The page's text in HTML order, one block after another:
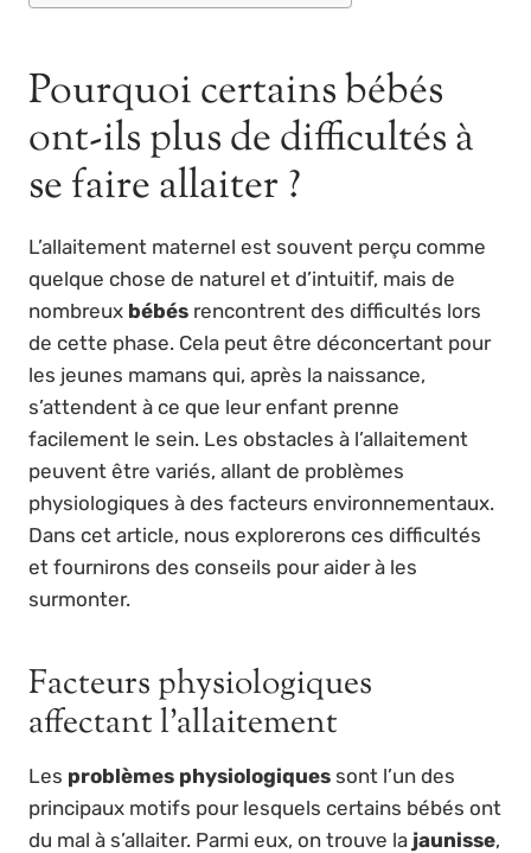
Pourquoi certains bébés
ont-ils plus de difficultés à
se faire allaiter ?
L’allaitement maternel est souvent perçu comme
quelque chose de naturel et d’intuitif, mais de
nombreux bébés rencontrent des difficultés lors
de cette phase. Cela peut être déconcertant pour
les jeunes mamans qui, après la naissance,
s’attendent à ce que leur enfant prenne
facilement le sein. Les obstacles à l’allaitement
peuvent être variés, allant de problèmes
physiologiques à des facteurs environnementaux.
Dans cet article, nous explorerons ces difficultés
et fournirons des conseils pour aider à les
surmonter.
Facteurs physiologiques
affectant l’allaitement
Les problèmes physiologiques sont l’un des
principaux motifs pour lesquels certains bébés ont
du mal à s’allaiter. Parmi eux, on trouve la jaunisse,